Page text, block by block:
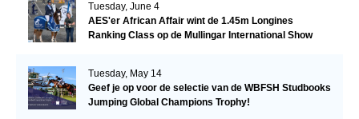
Tuesday, June 4
AES'er African Affair wint de 1.45m Longines
Ranking Class op de Mullingar International Show
Tuesday, May 14
Geef je op voor de selectie van de WBFSH Studbooks
Jumping Global Champions Trophy!